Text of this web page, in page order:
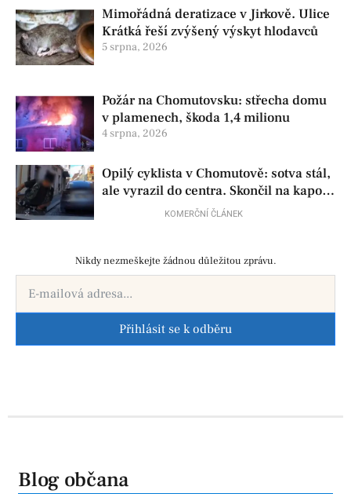
Mimořádná deratizace v Jirkově. Ulice
Krátká řeší zvýšený výskyt hlodavců
5 srpna, 2026
Požár na Chomutovsku: střecha domu
v plamenech, škoda 1,4 milionu
4 srpna, 2026
Opilý cyklista v Chomutově: sotva stál,
ale vyrazil do centra. Skončil na kapotě
KOMERČNÍ ČLÁNEK
Nikdy nezmeškejte žádnou důležitou zprávu.
Přihlásit se k odběru
Blog občana